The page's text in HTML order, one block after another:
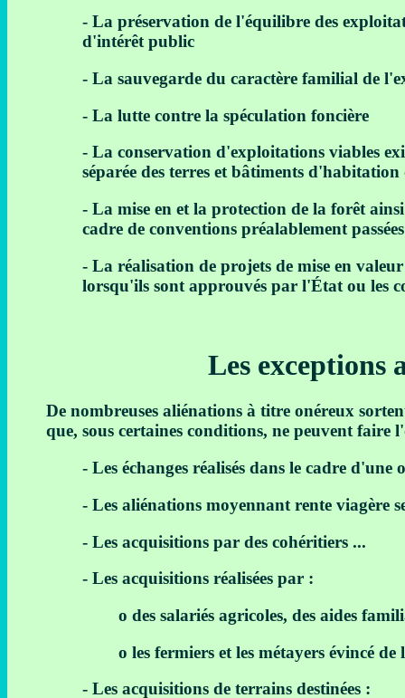
- La préservation de l'équilibre des
d'intérêt public
- La sauvegarde du caractère familial de
- La lutte contre la spéculation foncière
- La conservation d'exploitations viables
séparée des terres et bâtiments
- La mise en et la protection de la forêt
cadre de conventions préalablement
- La réalisation de projets de mise en
lorsqu'ils sont approuvés par l'État ou les
Les exceptions
De nombreuses aliénations à titre onéreux
que, sous certaines conditions, ne peuvent
- Les échanges réalisés dans le cadre
- Les aliénations moyennant rente viagère
- Les acquisitions par des cohéritiers ...
- Les acquisitions réalisées par :
o des salariés agricoles, des aides
o les fermiers et les métayers évincé
- Les acquisitions de terrains destinées :